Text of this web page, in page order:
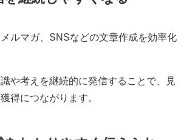
ルマガ、SNSなどの文章作成を効率化
や考えを継続的に発信することで、見
得につながります。